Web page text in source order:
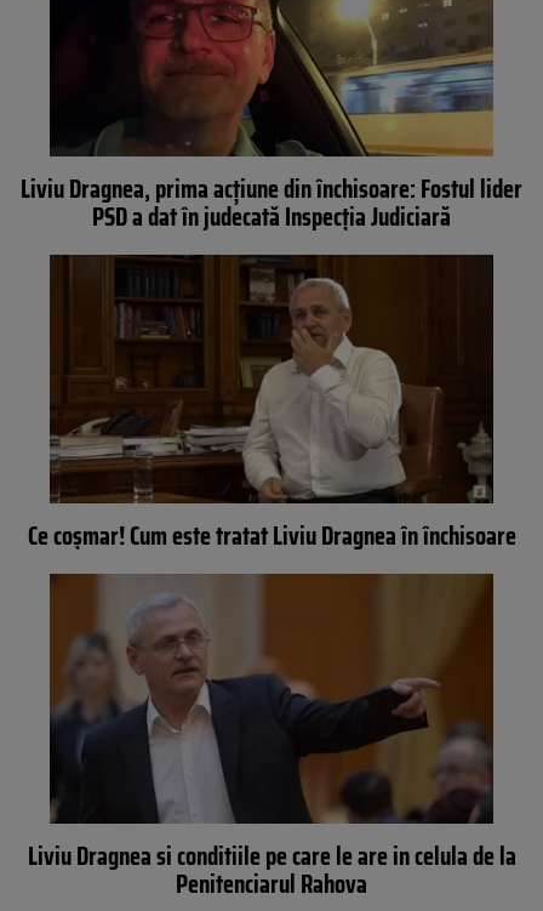
Liviu Dragnea, prima acţiune din închisoare: Fostul lider
PSD a dat în judecată Inspecţia Judiciară
Ce coșmar! Cum este tratat Liviu Dragnea în închisoare
Liviu Dragnea si conditiile pe care le are in celula de la
Penitenciarul Rahova